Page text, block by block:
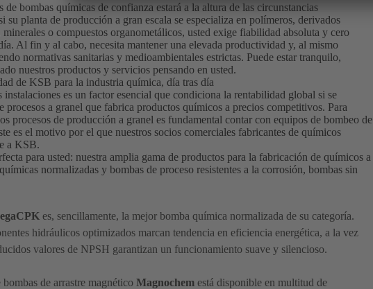
de bombas químicas de confianza estará a la altura de las circunstancias
su planta de producción a gran escala se especializa en polímeros, derivados
o compuestos organometálicos, usted exige fiabilidad absoluta y cero
Al fin y al cabo, necesita mantener una elevada productividad y, al mismo
normativas sanitarias y medioambientales estrictas. Puede estar tranquilo,
nuestros productos y servicios pensando en usted.
de KSB para la industria química, día tras día
es un factor esencial que condiciona la rentabilidad global si se
procesos a granel que fabrica productos químicos a precios competitivos. Para
procesos de producción a granel es fundamental contar con equipos de bombeo de
es el motivo por el que nuestros socios comerciales fabricantes de químicos
a KSB.
para usted: nuestra amplia gama de productos para la fabricación de químicos a
normalizadas y bombas de proceso resistentes a la corrosión, bombas sin
es, sencillamente, la mejor bomba química normalizada de su categoría.
hidráulicos optimizados marcan tendencia en eficiencia energética, a la vez
valores de NPSH garantizan un funcionamiento suave y silencioso.
bombas de arrastre magnético Magnochem está disponible en multitud de